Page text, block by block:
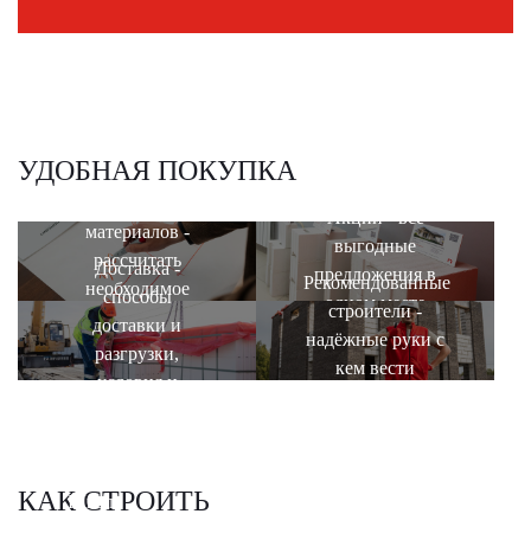
УДОБНАЯ ПОКУПКА
материалов -
рассчитать
необходимое
количество
Акции - все
выгодные
предложения в
одном месте
Доставка -
способы
доставки и
разгрузки,
условия и
Рекомендованные
строители -
надёжные руки с
кем вести
КАК СТРОИТЬ
Школа